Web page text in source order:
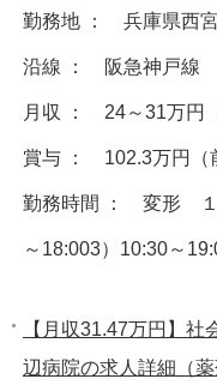
勤務地 ： 兵庫県西
沿線 ： 阪急神戸線
月収 ： 24～31万円
賞与 ： 102.3万円（
勤務時間 ： 変形 １
～18:003）10:30～
【月収31.47万円】
辺病院の求人詳細（薬